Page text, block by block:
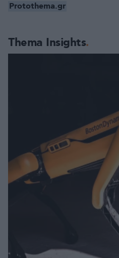
Thema Insights
Protothema.gr